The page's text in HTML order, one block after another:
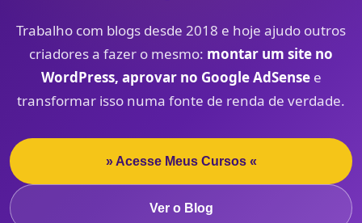
Trabalho com blogs desde 2018 e hoje ajudo outros
criadores a fazer o mesmo: montar um site no
WordPress, aprovar no Google AdSensee
transformar isso numa fonte de renda de verdade.
» Acesse Meus Cursos «
Ver o Blog